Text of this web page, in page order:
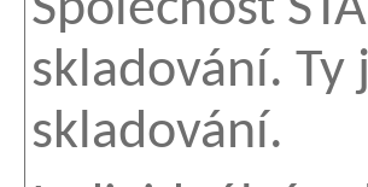
skladování. Ty
skladování.